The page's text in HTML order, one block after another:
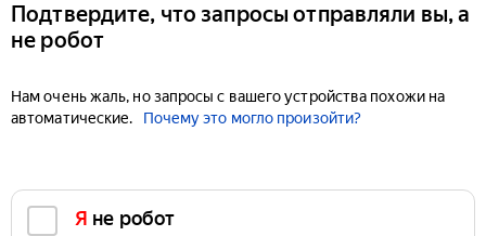
Подтвердите, что запросы отправляли вы, а
не робот
Нам очень жаль, но запросы с вашего устройства похожи на
автоматические.
Почему это могло произойти?
Я не робот